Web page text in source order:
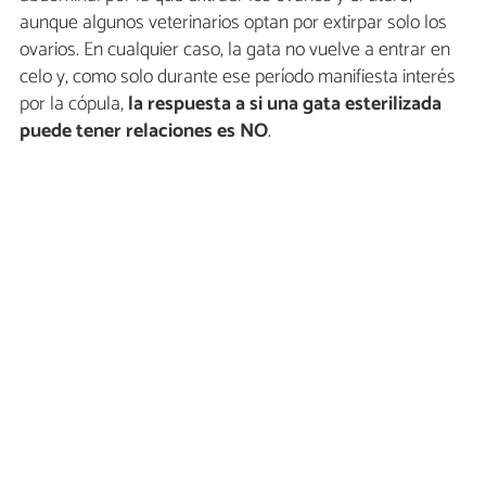
aunque algunos veterinarios optan por extirpar solo los
ovarios. En cualquier caso, la gata no vuelve a entrar en
celo y, como solo durante ese período manifiesta interés
por la cópula,la respuesta a si una gata esterilizada
puede tener relaciones es NO.